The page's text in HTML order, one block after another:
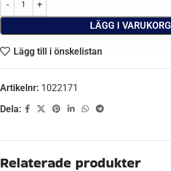
LÄGG I VARUKORG
Lägg till i önskelistan
Artikelnr: 1022171
Dela:
Beskrivning